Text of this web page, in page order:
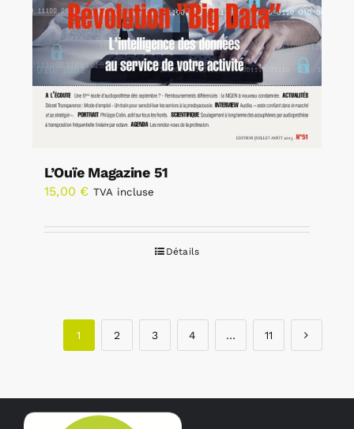
L’Ouïe Magazine 51
15,00 € TVA incluse
Détails
1 2 3 4 … 11